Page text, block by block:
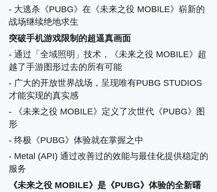
- 大逃杀《PUBG》在《未来之役 MOBILE》崭新的
战场继续绝地求生
突破手机游戏限制的超逼真画面
- 通过「全域照明」技术，《未来之役 MOBILE》超
越了手游图形过去的所有可能
- 广大的开放世界战场，呈现唯有PUBG STUDIOS
才能实现的真实感
- 《未来之役 MOBILE》定义了次世代《PUBG》图
形
- 终极《PUBG》体验就在掌握之中
- Metal (API) 通过改善过的效能与最佳化提供稳定的
服务
《未来之役 MOBILE》是《PUBG》体验的全新曙